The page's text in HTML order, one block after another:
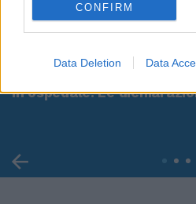
CONFIRM
Data Deletion Data
00:00
in ospedale. Le